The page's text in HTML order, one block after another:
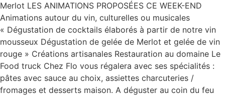
Merlot LES ANIMATIONS PROPOSÉES CE WEEK-END
Animations autour du vin, culturelles ou musicales
« Dégustation de cocktails élaborés à partir de notre vin
mousseux Dégustation de gelée de Merlot et gelée de vin
rouge » Créations artisanales Restauration au domaine Le
Food truck Chez Flo vous régalera avec ses spécialités :
pâtes avec sauce au choix, assiettes charcuteries /
fromages et desserts maison. A déguster au coin du feu